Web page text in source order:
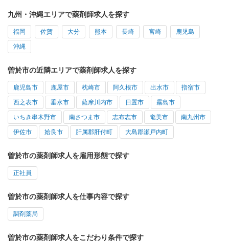
九州・沖縄エリアで薬剤師求人を探す
福岡 佐賀 大分 熊本 長崎 宮崎 鹿児島
沖縄
曽於市の近隣エリアで薬剤師求人を探す
鹿児島市 鹿屋市 枕崎市 阿久根市 出水市 指宿市
西之表市 垂水市 薩摩川内市 日置市 霧島市
いちき串木野市 南さつま市 志布志市 奄美市 南九州市
伊佐市 姶良市 肝属郡肝付町 大島郡瀬戸内町
曽於市の薬剤師求人を雇用形態で探す
正社員
曽於市の薬剤師求人を仕事内容で探す
調剤薬局
曽於市の薬剤師求人をこだわり条件で探す